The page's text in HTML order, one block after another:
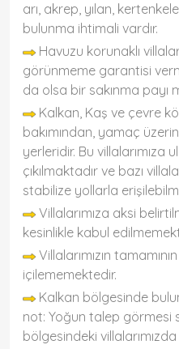
arı, akrep, yılan,
bulunma ihtimali vardır.
Havuzu korunaklı
görünmeme garantisi
da olsa bir sakınma payı
Kalkan, Kaş ve çevre
bakımından, yamaç
yerleridir. Bu villalarımıza
çıkılmaktadır ve bazı
stabilize yollarla
Villalarımıza aksi
kesinlikle kabul
Villalarımızın
içilememektedir.
Kalkan bölgesinde
not: Yoğun talep görmesi
bölgesindeki